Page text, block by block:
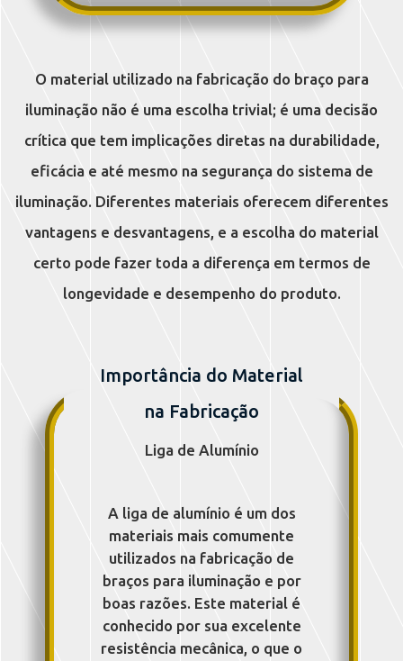
O material utilizado na fabricação do braço para
iluminação não é uma escolha trivial; é uma decisão
crítica que tem implicações diretas na durabilidade,
eficácia e até mesmo na segurança do sistema de
iluminação. Diferentes materiais oferecem diferentes
vantagens e desvantagens, e a escolha do material
certo pode fazer toda a diferença em termos de
longevidade e desempenho do produto.
Importância do Material
na Fabricação
Liga de Alumínio
A liga de alumínio é um dos
materiais mais comumente
utilizados na fabricação de
braços para iluminação e por
boas razões. Este material é
conhecido por sua excelente
resistência mecânica, o que o